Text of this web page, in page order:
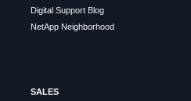
Digital Support Blog
NetApp Neighborhood
SALES